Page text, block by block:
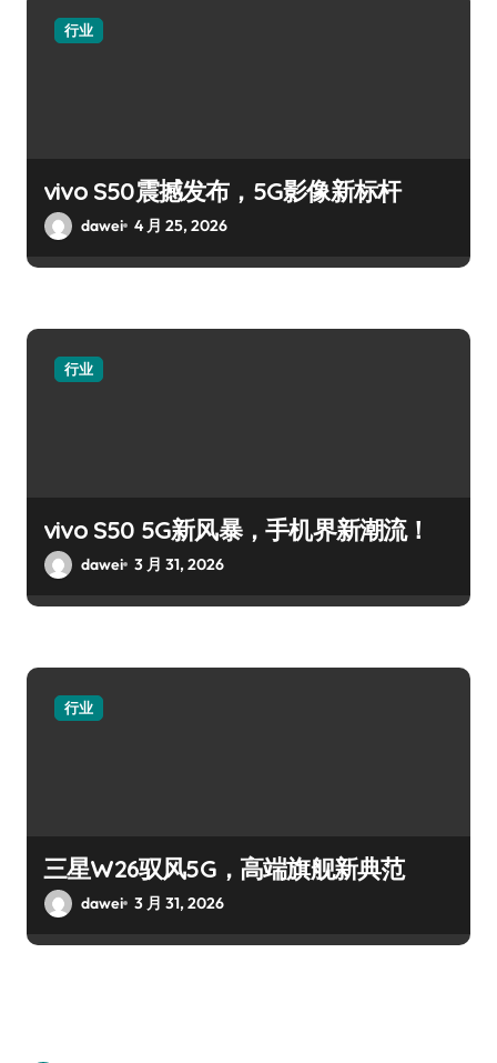
行业
vivo S50震撼发布，5G影像新标杆
dawei 4 月 25, 2026
行业
vivo S50 5G新风暴，手机界新潮流！
dawei 3 月 31, 2026
行业
三星W26驭风5G，高端旗舰新典范
dawei 3 月 31, 2026